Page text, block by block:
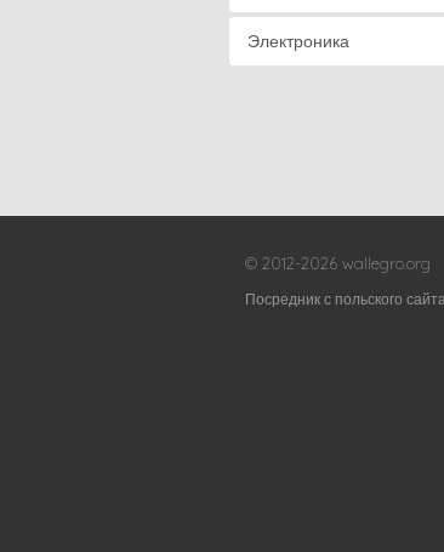
Электроника
© 2012-2026 wallegro.org
Посредник с польского